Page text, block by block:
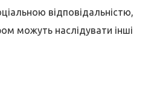
відповідальністю,
можуть наслідувати інші